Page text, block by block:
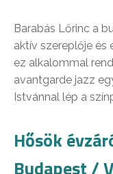
Barabás Lőrinc a
aktív szereplője és
ez alkalommal
avantgarde jazz
Istvánnal lép a
Hősök
Budapest /